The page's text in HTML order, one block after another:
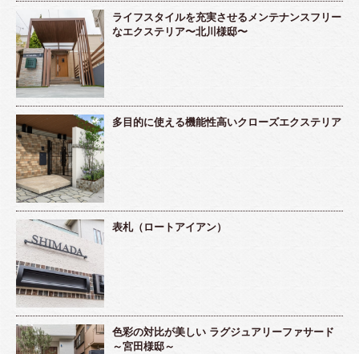
ライフスタイルを充実させるメンテナンスフリー
なエクステリア〜北川様邸〜
多目的に使える機能性高いクローズエクステリア
表札（ロートアイアン）
色彩の対比が美しい ラグジュアリーファサード
～宮田様邸～